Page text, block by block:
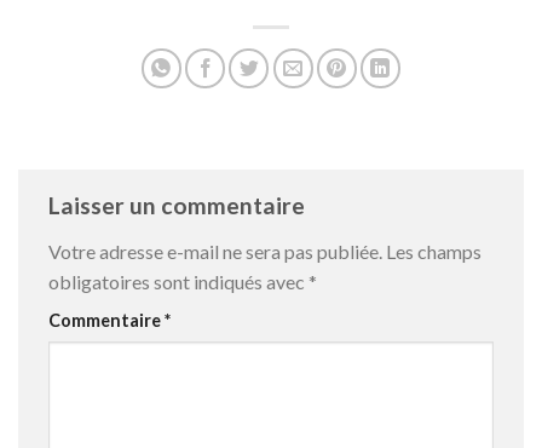
Laisser un commentaire
Votre adresse e-mail ne sera pas publiée. Les champs
obligatoires sont indiqués avec *
Commentaire*